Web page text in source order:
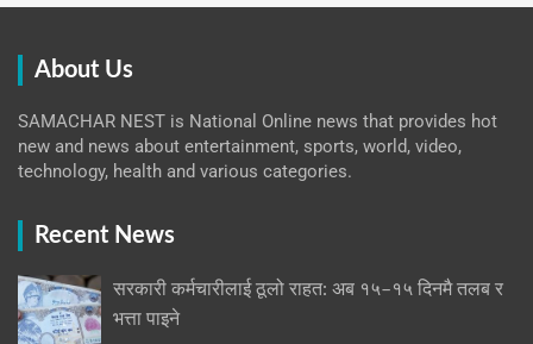
About Us
SAMACHAR NEST is National Online news that provides hot
new and news about entertainment, sports, world, video,
technology, health and various categories.
Recent News
सरकारी कर्मचारीलाई ठूलो राहत: अब १५–१५ दिनमै तलब र
भत्ता पाइने